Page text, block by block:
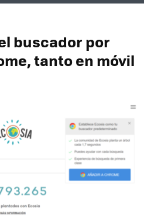
buscador por
tanto en móvil